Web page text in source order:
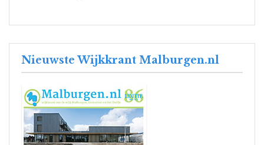
Nieuwste Wijkkrant Malburgen.nl